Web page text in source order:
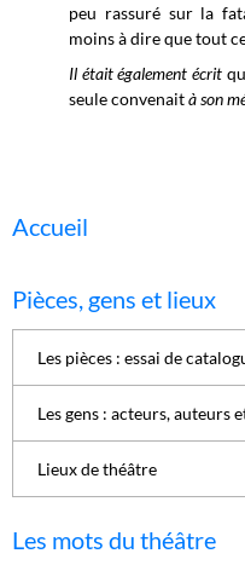
peu rassuré sur la
moins à dire que tout
Il était également écrit
seule convenaità son
Accueil
Pièces, gens et lieux
Les pièces : essai de
Les gens : acteurs, auteurs
Lieux de théâtre
Les mots du théâtre